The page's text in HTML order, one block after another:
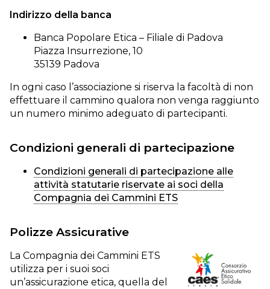
Indirizzo della banca
Banca Popolare Etica – Filiale di Padova
Piazza Insurrezione, 10
35139 Padova
In ogni caso l’associazione si riserva la facoltà di non
effettuare il cammino qualora non venga raggiunto
un numero minimo adeguato di partecipanti.
Condizioni generali di partecipazione
Condizioni generali di partecipazione alle
attività statutarie riservate ai soci della
Compagnia dei Cammini ETS
Polizze Assicurative
La Compagnia dei Cammini ETS
utilizza per i suoi soci
un’assicurazione etica, quella del